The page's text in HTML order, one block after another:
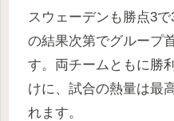
スウェーデンも勝点3
の結果次第でグループ
す。両チームともに勝
けに、試合の熱量は最
れます。